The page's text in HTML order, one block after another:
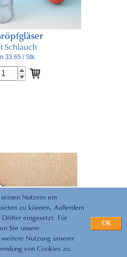
Nutzern ein
zu können. Außerdem
eingesetzt. Für
Sie unsere
Nutzung unserer
von Cookies zu.
OK
Schlauch
33.65 / Stk.